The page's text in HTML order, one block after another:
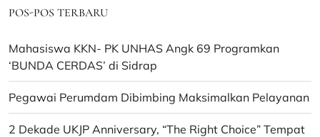
POS-POS TERBARU
Mahasiswa KKN- PK UNHAS Angk 69 Programkan
‘BUNDA CERDAS’ di Sidrap
Pegawai Perumdam Dibimbing Maksimalkan Pelayanan
2 Dekade UKJP Anniversary, “The Right Choice” Tempat